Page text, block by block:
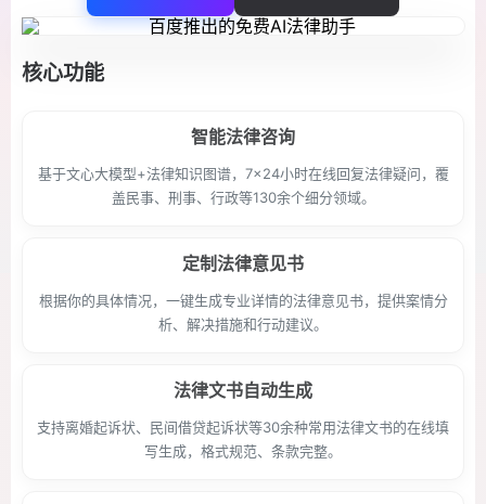
核心功能
智能法律咨询
基于文心大模型+法律知识图谱，7×24小时在线回复法律疑问，覆
盖民事、刑事、行政等130余个细分领域。
定制法律意见书
根据你的具体情况，一键生成专业详情的法律意见书，提供案情分
析、解决措施和行动建议。
法律文书自动生成
支持离婚起诉状、民间借贷起诉状等30余种常用法律文书的在线填
写生成，格式规范、条款完整。